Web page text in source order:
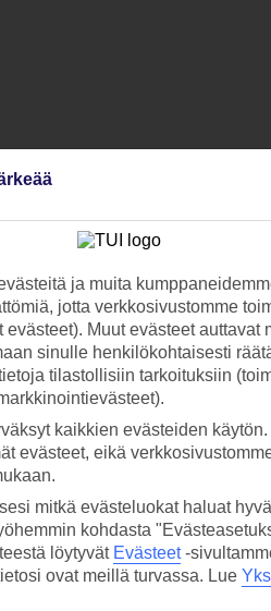
ja muita
jotta verkkosivustomme
Muut evästeet auttavat
sinulle henkilökohtaisesti
tilastollisiin tarkoituksiin
kaikkien evästeiden
evästeet, eikä
mitkä evästeluokat haluat
kohdasta
löytyvät Evästeet-
ovat meillä turvassa. Lue